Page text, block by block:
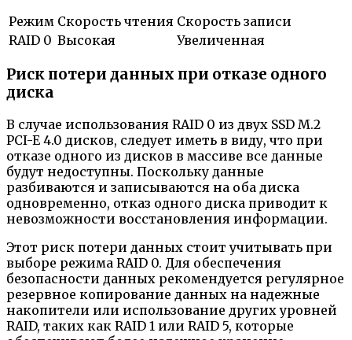
Режим Скорость чтения Скорость записи
RAID 0 Высокая Увеличенная
Риск потери данных при отказе одного
диска
В случае использования RAID 0 из двух SSD M.2
PCI-E 4.0 дисков, следует иметь в виду, что при
отказе одного из дисков в массиве все данные
будут недоступны. Поскольку данные
разбиваются и записываются на оба диска
одновременно, отказ одного диска приводит к
невозможности восстановления информации.
Этот риск потери данных стоит учитывать при
выборе режима RAID 0. Для обеспечения
безопасности данных рекомендуется регулярное
резервное копирование данных на надежные
накопители или использование других уровней
RAID, таких как RAID 1 или RAID 5, которые